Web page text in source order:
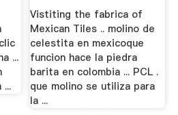
...
Vistiting the fabrica of
Mexican Tiles .. molino de
celestita en mexicoque
funcion hace la piedra
barita en colombia ... PCL .
que molino se utiliza para
la ...